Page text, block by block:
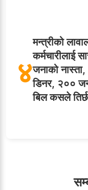
४
मन्त्रीको
कर्मचारीलाई
जनाको
डिनर, २००
बिल कसले